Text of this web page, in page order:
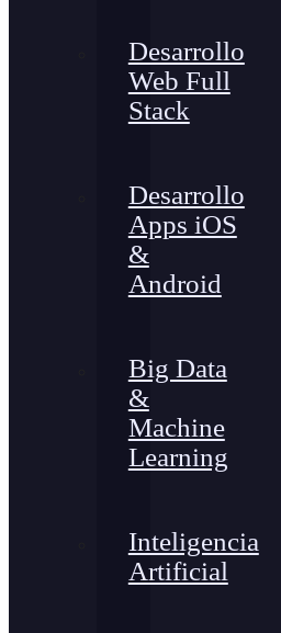
Desarrollo
Web Full
Stack
Desarrollo
Apps iOS
&
Android
Big Data
&
Machine
Learning
Inteligencia
Artificial